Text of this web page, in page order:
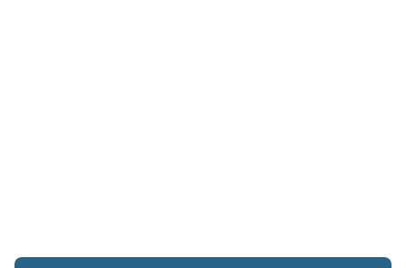
Aviso legal · Cookies · Configurar cookies · Privacidad · Contacto